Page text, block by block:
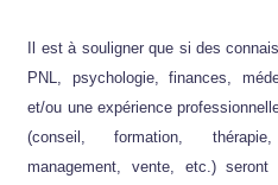
Il est à souligner que si des
PNL, psychologie, finances,
et/ou une expérience
(conseil, formation, thérapie,
management, vente, etc.)